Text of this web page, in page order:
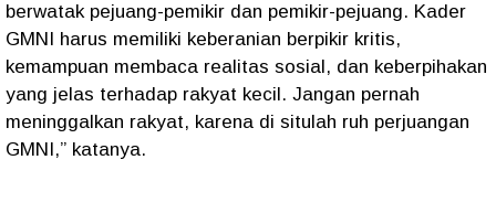
berwatak pejuang-pemikir dan pemikir-pejuang. Kader
GMNI harus memiliki keberanian berpikir kritis,
kemampuan membaca realitas sosial, dan keberpihakan
yang jelas terhadap rakyat kecil. Jangan pernah
meninggalkan rakyat, karena di situlah ruh perjuangan
GMNI,” katanya.